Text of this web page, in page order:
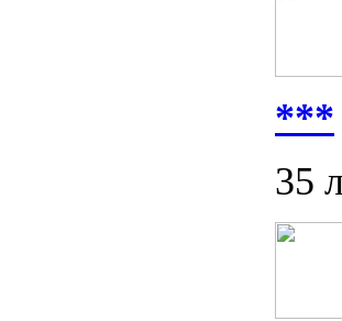
***
35